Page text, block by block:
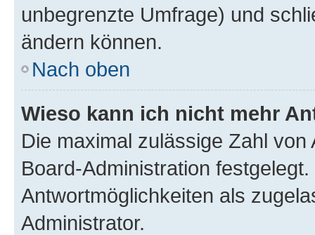
unbegrenzte Umfrage) und
ändern können.
Nach oben
Wieso kann ich nicht mehr
Die maximal zulässige Zahl
Board-Administration
Antwortmöglichkeiten als
Administrator.